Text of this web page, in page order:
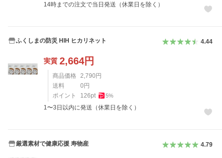
14時までの注文で当日発送（休業日を除く）
ふくしまの防災 HIH ヒカリネット 4.44
実質 2,664円
商品価格 2,790 円
送料
0 円
ポイント
126pt 5%
1〜3日以内に発送（休業日を除く）
厳選素材で健康応援 寿物産 4.79